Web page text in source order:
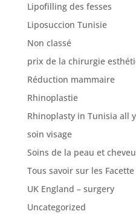
Lipofilling des fesses
Liposuccion Tunisie
Non classé
prix de la chirurgie
Réduction mammaire
Rhinoplastie
Rhinoplasty in Tunisia all
soin visage
Soins de la peau et
Tous savoir sur les
UK England – surgery
Uncategorized